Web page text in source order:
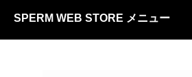
SPERM WEB STORE メニュー